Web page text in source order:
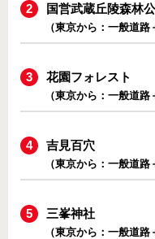
国営武蔵丘陵森林
（東京から：一般道路
花園フォレスト
（東京から：一般道路
吉見百穴
（東京から：一般道路
三峯神社
（東京から：一般道路